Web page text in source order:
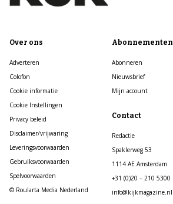
Over ons
Adverteren
Colofon
Cookie informatie
Cookie Instellingen
Privacy beleid
Disclaimer/vrijwaring
Leveringsvoorwaarden
Gebruiksvoorwaarden
Spelvoorwaarden
© Roularta Media Nederland
Abonnementen
Abonneren
Nieuwsbrief
Mijn account
Contact
Redactie
Spaklerweg 53
1114 AE Amsterdam
+31 (0)20 – 210 5300
info@kijkmagazine.nl